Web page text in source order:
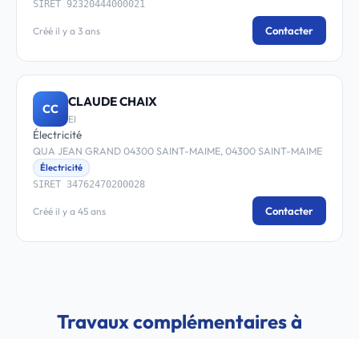
SIRET 92320444000021
Créé il y a 3 ans Contacter
CC CLAUDE CHAIX
EI
Électricité
QUA JEAN GRAND 04300 SAINT-MAIME, 04300 SAINT-MAIME
Électricité
SIRET 34762470200028
Créé il y a 45 ans Contacter
Travaux complémentaires à